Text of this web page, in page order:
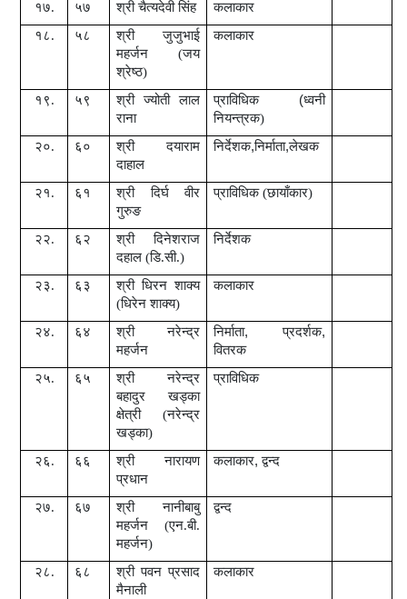
१७. ५७ श्री चैत्यदेवी सिंह
कलाकार
१८.
५८ श्री
जुजुभाई
महर्जन (जय
श्रेष्ठ)
कलाकार
१९. ५९ श्री
ज्योती लाल
राना
प्राविधिक(ध्वनी
नियन्त्रक)
२०.
६०
श्री दयाराम
दाहाल
निर्देशक,निर्माता,लेखक
२१. ६१ श्री
दिर्घ वीर
गुरुङ
प्राविधिक (छायाँकार)
२२. ६२ श्री
दिनेशराज
दहाल (डि.सी.)
निर्देशक
२३. ६३ श्री धिरन शाक्य
(धिरेन शाक्य)
कलाकार
२४. ६४ श्री
नरेन्द्र
महर्जन
निर्माता,प्रदर्शक,
वितरक
२५.
६५ श्री
नरेन्द्र
बहादुर खड्का
क्षेत्री (नरेन्द्र
खड्का)
प्राविधिक
२६. ६६ श्री
नारायण
प्रधान
कलाकार,द्वन्द
२७. ६७ श्री
नानीबाबु
महर्जन (एन.बी.
महर्जन)
द्वन्द
२८. ६८ श्री पवन प्रसाद
मैनाली
कलाकार